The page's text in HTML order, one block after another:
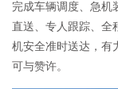
完成车辆调度、急机
直送、专人跟踪、全
机安全准时送达，有
可与赞许。